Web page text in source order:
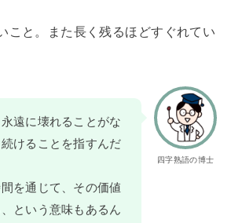
こと。また長く残るほどすぐれてい
四字熟語の博士
永遠に壊れることがな
けることを指すんだ
を通じて、その価値
という意味もあるん